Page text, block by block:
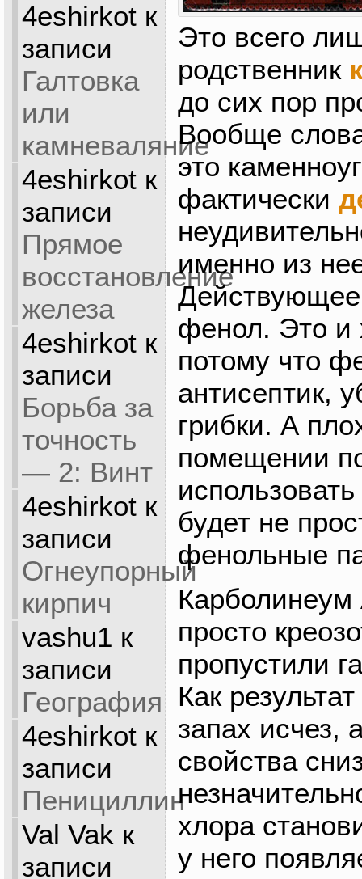
4eshirkotк
записи
Галтовка
или
камневаляние
4eshirkotк
записи
Прямое
восстановление
железа
4eshirkotк
записи
Борьба за
точность
— 2: Винт
4eshirkotк
записи
Огнеупорный
кирпич
vashu1 к
записи
География
4eshirkotк
записи
Пенициллин
Val Vak к
записи
Это всего
родственник
до сих пор
Вообще
это
фактически
именно из
фенол. Это и
потому что
антисептик,
грибки. А
помещении
будет не
фенольные
Карболинеум
просто
пропустили
Как
запах исчез,
свойства
хлора
у него